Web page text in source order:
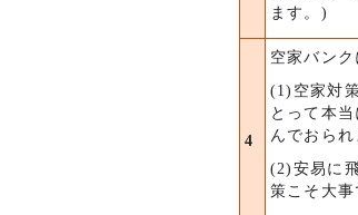
ます。)
4
空家バンク
(1)空家対
とって本
んでおら
(2)安易に
策こそ大事